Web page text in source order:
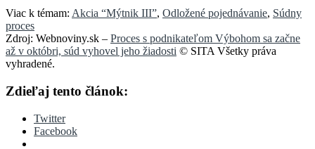
Viac k témam: Akcia “Mýtnik III”, Odložené pojednávanie, Súdny
proces
Zdroj: Webnoviny.sk – Proces s podnikateľom Výbohom sa začne
až v októbri, súd vyhovel jeho žiadosti © SITA Všetky práva
vyhradené.
Zdieľaj tento článok:
Twitter
Facebook